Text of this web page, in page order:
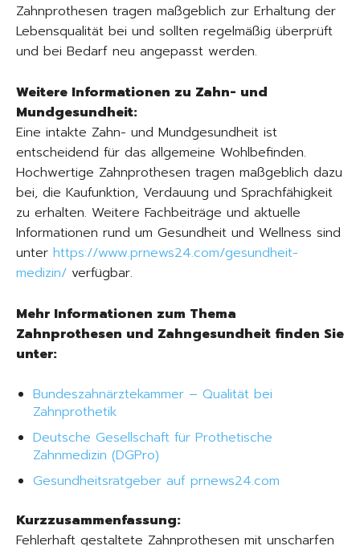
Zahnprothesen tragen maßgeblich zur Erhaltung der
Lebensqualität bei und sollten regelmäßig überprüft
und bei Bedarf neu angepasst werden.
Weitere Informationen zu Zahn- und
Mundgesundheit:
Eine intakte Zahn- und Mundgesundheit ist
entscheidend für das allgemeine Wohlbefinden.
Hochwertige Zahnprothesen tragen maßgeblich dazu
bei, die Kaufunktion, Verdauung und Sprachfähigkeit
zu erhalten. Weitere Fachbeiträge und aktuelle
Informationen rund um Gesundheit und Wellness sind
unter https://www.prnews24.com/gesundheit-
medizin/ verfügbar.
Mehr Informationen zum Thema
Zahnprothesen und Zahngesundheit finden Sie
unter:
Bundeszahnärztekammer – Qualität bei
Zahnprothetik
Deutsche Gesellschaft für Prothetische
Zahnmedizin (DGPro)
Gesundheitsratgeber auf prnews24.com
Kurzzusammenfassung:
Fehlerhaft gestaltete Zahnprothesen mit unscharfen